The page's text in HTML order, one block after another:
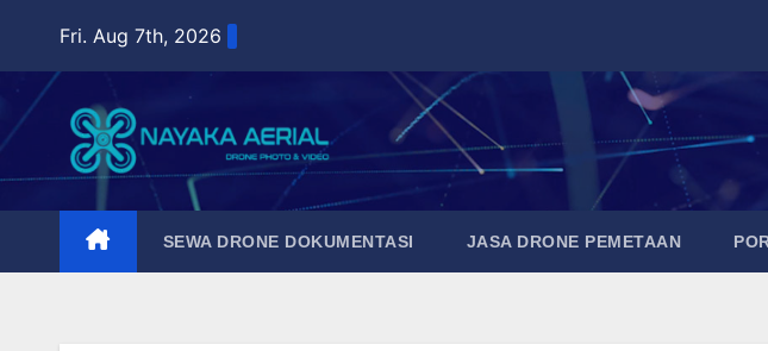
content
Fri. Aug 7th, 2026
SEWA DRONE DOKUMENTASI JASA DRONE PEMETAAN